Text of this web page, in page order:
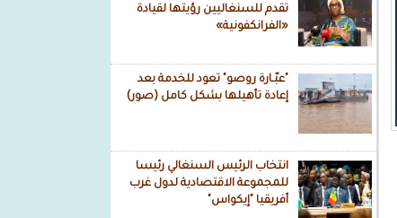
تقدم للسنغاليين رؤيتها لقيادة
«الفرانكفونية»
"عبّـارة روصو" تعود للخدمة بعد
إعادة تأهيلها بشكل كامل (صور)
انتخاب الرئيس السنغالي رئيسا
للمجموعة الاقتصادية لدول غرب
أفريقيا "إيكواس"